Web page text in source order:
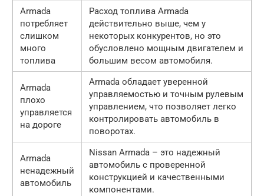
Armada
потребляет
слишком
много
топлива
Расход топлива Armada
действительно выше, чем у
некоторых конкурентов, но это
обусловлено мощным двигателем и
большим весом автомобиля.
Armada
плохо
управляется
на дороге
Armada обладает уверенной
управляемостью и точным рулевым
управлением, что позволяет легко
контролировать автомобиль в
поворотах.
Armada
ненадежный
автомобиль
Nissan Armada – это надежный
автомобиль с проверенной
конструкцией и качественными
компонентами.